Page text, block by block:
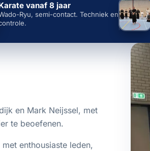
vanaf 8 jaar
Ryu, semi-contact. Techniek en
en Mark Neijssel, met
te beoefenen.
enthousiaste leden,